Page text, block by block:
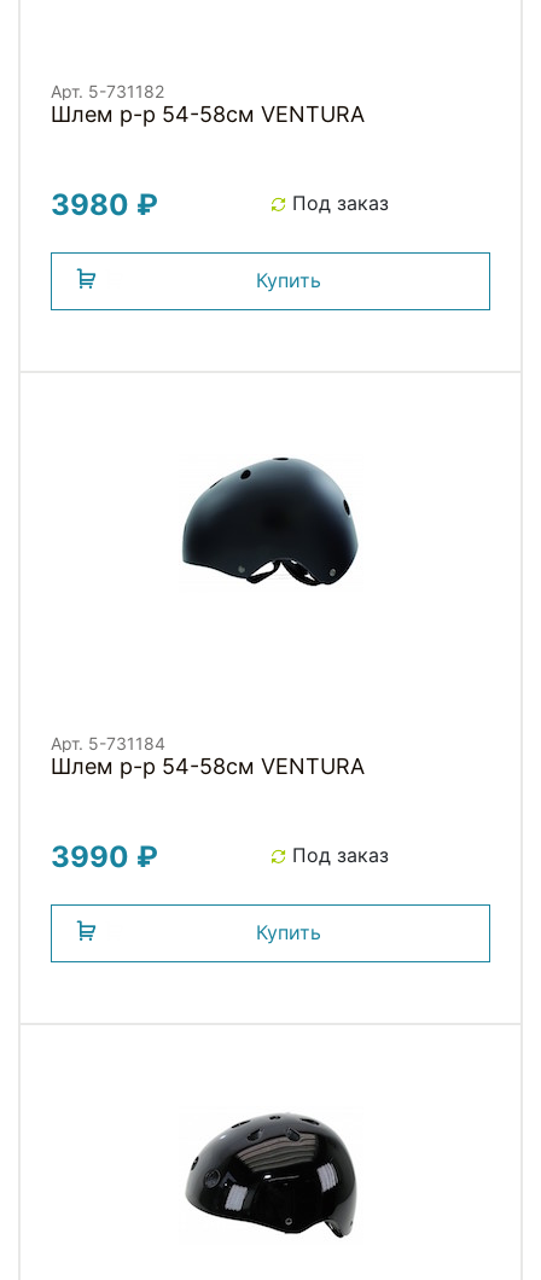
Арт. 5-731182
Шлем р-р 54-58см VENTURA
3980 ₽ Под заказ
Купить
Арт. 5-731184
Шлем р-р 54-58см VENTURA
3990 ₽ Под заказ
Купить